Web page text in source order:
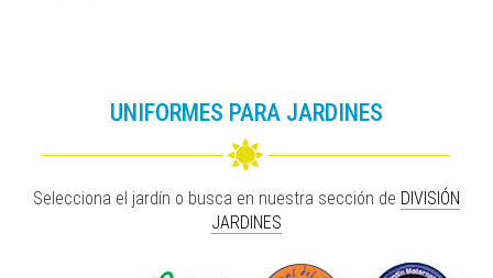
UNIFORMES PARA JARDINES
Selecciona el jardín o busca en nuestra sección de DIVISIÓN
JARDINES